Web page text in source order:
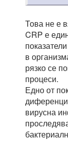
Това не е
CRP е
в
рязко се
процеси.
Едно от
вирусна